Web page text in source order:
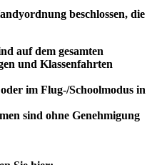
beschlossen, die
auf dem gesamten
und Klassenfahrten
im Flug-/Schoolmodus in
sind ohne Genehmigung